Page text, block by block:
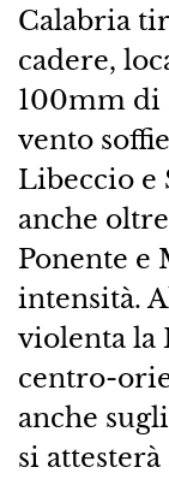
Calabria
cadere,
100mm di
vento
Libeccio e
anche
Ponente e
intensità.
violenta la
centro-
anche
si